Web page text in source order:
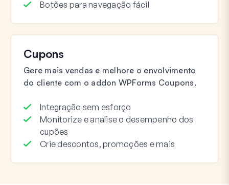
Botões para navegação fácil
Cupons
Gere mais vendas e melhore o envolvimento
do cliente com o addon WPForms Coupons.
Integração sem esforço
Monitorize e analise o desempenho dos
cupões
Crie descontos, promoções e mais